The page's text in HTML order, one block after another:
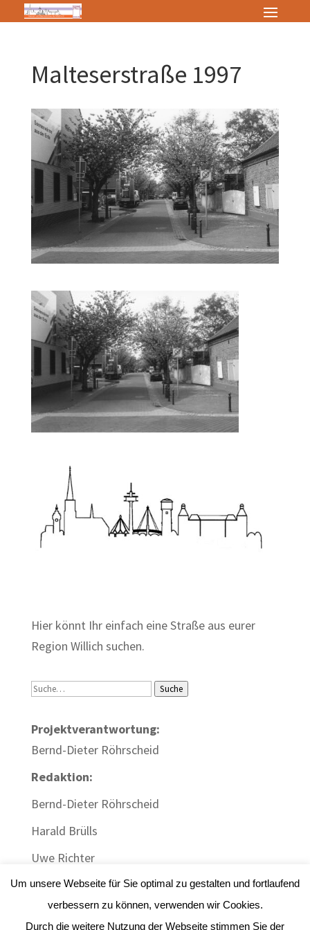
Malteserstraße 1997
Hier könnt Ihr einfach eine Straße aus eurer
Region Willich suchen.
Suche Suche
Projektverantwortung:
Bernd-Dieter Röhrscheid
Redaktion:
Bernd-Dieter Röhrscheid
Harald Brülls
Uwe Richter
Um unsere Webseite für Sie optimal zu gestalten und fortlaufend
verbessern zu können, verwenden wir Cookies.
Durch die weitere Nutzung der Webseite stimmen Sie der